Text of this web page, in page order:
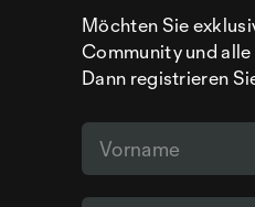
Möchten Sie
Community und
Dann registrieren